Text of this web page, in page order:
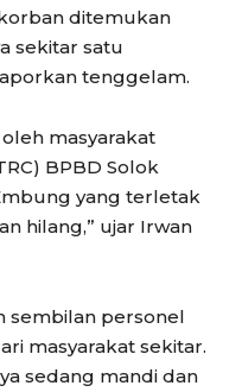
ditemukan
sekitar satu
tenggelam.
masyarakat
BPBD Solok
yang terletak
hilang,” ujar Irwan
sembilan personel
masyarakat sekitar.
sedang mandi dan